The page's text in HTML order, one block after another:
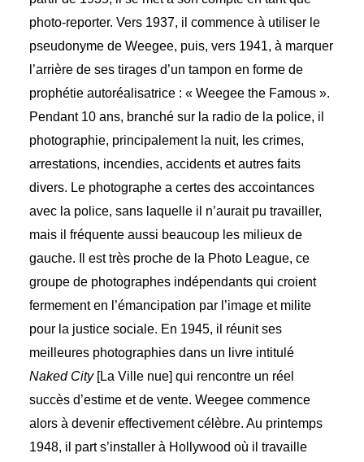
photo-reporter. Vers 1937, il commence à utiliser le
pseudonyme de Weegee, puis, vers 1941, à marquer
l’arrière de ses tirages d’un tampon en forme de
prophétie autoréalisatrice : « Weegee the Famous ».
Pendant 10 ans, branché sur la radio de la police, il
photographie, principalement la nuit, les crimes,
arrestations, incendies, accidents et autres faits
divers. Le photographe a certes des accointances
avec la police, sans laquelle il n’aurait pu travailler,
mais il fréquente aussi beaucoup les milieux de
gauche. Il est très proche de la Photo League, ce
groupe de photographes indépendants qui croient
fermement en l’émancipation par l’image et milite
pour la justice sociale. En 1945, il réunit ses
meilleures photographies dans un livre intitulé
Naked City [La Ville nue] qui rencontre un réel
succès d’estime et de vente. Weegee commence
alors à devenir effectivement célèbre. Au printemps
1948, il part s’installer à Hollywood où il travaille